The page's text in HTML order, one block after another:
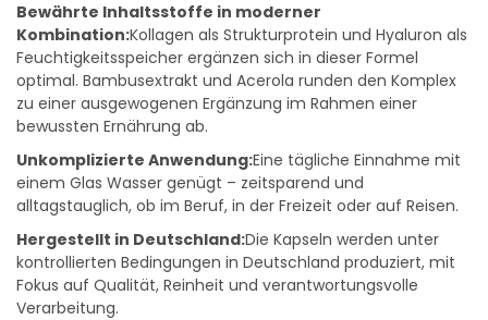
Bewährte Inhaltsstoffe in moderner
Kombination:Kollagen als Strukturprotein und Hyaluron als
Feuchtigkeitsspeicher ergänzen sich in dieser Formel
optimal. Bambusextrakt und Acerola runden den Komplex
zu einer ausgewogenen Ergänzung im Rahmen einer
bewussten Ernährung ab.
Unkomplizierte Anwendung:Eine tägliche Einnahme mit
einem Glas Wasser genügt – zeitsparend und
alltagstauglich, ob im Beruf, in der Freizeit oder auf Reisen.
Hergestellt in Deutschland:Die Kapseln werden unter
kontrollierten Bedingungen in Deutschland produziert, mit
Fokus auf Qualität, Reinheit und verantwortungsvolle
Verarbeitung.